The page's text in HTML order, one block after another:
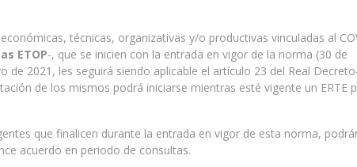
técnicas, organizativas y/o productivas vinculadas al
ETOP-, que se inicien con la entrada en vigor de la norma (30 de
de 2021, les seguirá siendo aplicable el artículo 23 del Real
de los mismos podrá iniciarse mientras esté vigente un ERTE
que finalicen durante la entrada en vigor de esta norma,
acuerdo en periodo de consultas.